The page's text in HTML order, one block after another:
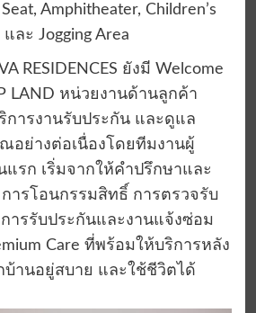
Amphitheater, Children’s
ละ Jogging Area
RESIDENCES ยังมี Welcome
LAND หน่วยงานด้านลูกค้า
การงานรับประกัน และดูแล
อย่างต่อเนื่องโดยทีมงานผู้
รก เริ่มจากให้คำปรึกษาและ
ารโอนกรรมสิทธิ์ การตรวจรับ
ารรับประกันและงานแจ้งซ่อม
Care ที่พร้อมให้บริการหลัง
บ้านอยู่สบาย และใช้ชีวิตได้